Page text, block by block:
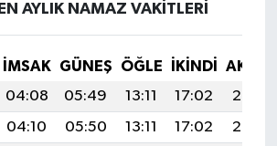
AYLIK NAMAZ VAKITLERI
İMSAK GÜNEŞ ÖĞLE İKINDI
04:08 05:49 13:11 17:02
20:23
04:10 05:50 13:11 17:02
20:22